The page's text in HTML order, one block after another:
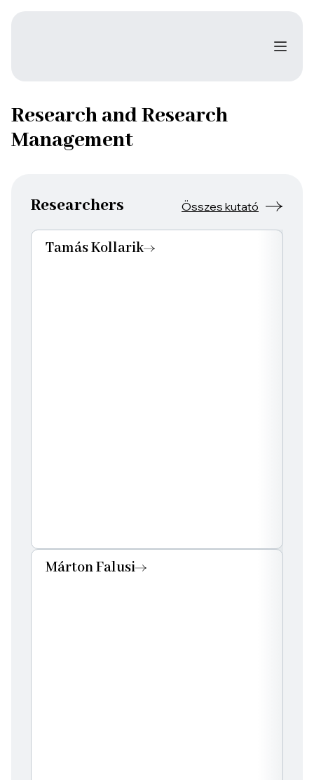
Research and Research
Management
Researchers Összes kutató
Tamás Kollarik
Márton Falusi